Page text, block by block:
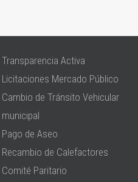
Transparencia Activa
Licitaciones Mercado Público
Cambio de Tránsito Vehicular
municipal
Pago de Aseo
Recambio de Calefactores
Comité Paritario